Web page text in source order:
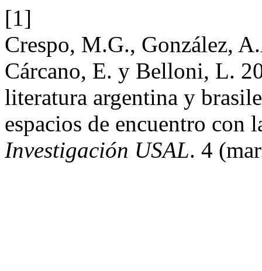
[1]
Crespo, M.G., González,
Cárcano, E. y Belloni, L.
literatura argentina y
espacios de encuentro con
Investigación USAL. 4